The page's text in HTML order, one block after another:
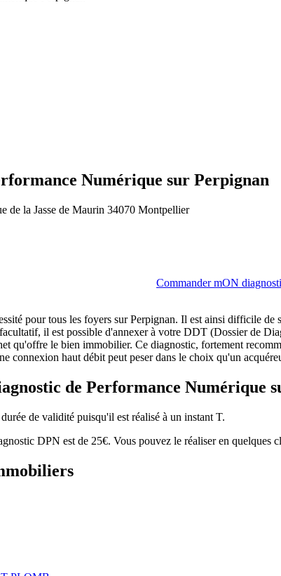
Numérique sur Perpignan
de la Jasse de Maurin 34070 Montpellier
Commander mON
pour tous les foyers sur Perpignan. Il est ainsi difficile
il est possible d'annexer à votre DDT (Dossier de
qu'offre le bien immobilier. Ce diagnostic, fortement
connexion haut débit peut peser dans le choix qu'un
de Performance Numérique
de validité puisqu'il est réalisé à un instant T.
DPN est de 25€. Vous pouvez le réaliser en quelques